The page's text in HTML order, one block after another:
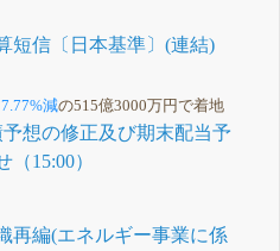
短信〔日本基準〕(連結)
7.77%減の515億3000万円で着地
想の修正及び期末配当予
15:00）
再編(エネルギー事業に係